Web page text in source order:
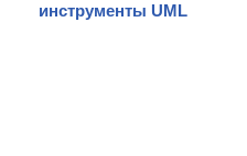
инструменты UML